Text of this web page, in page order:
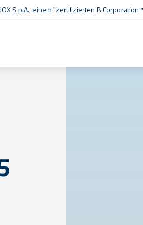
S.p.A., einem"zertifizierten B Corporation™